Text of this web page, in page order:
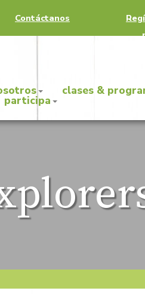
Contáctanos
clases &
participa